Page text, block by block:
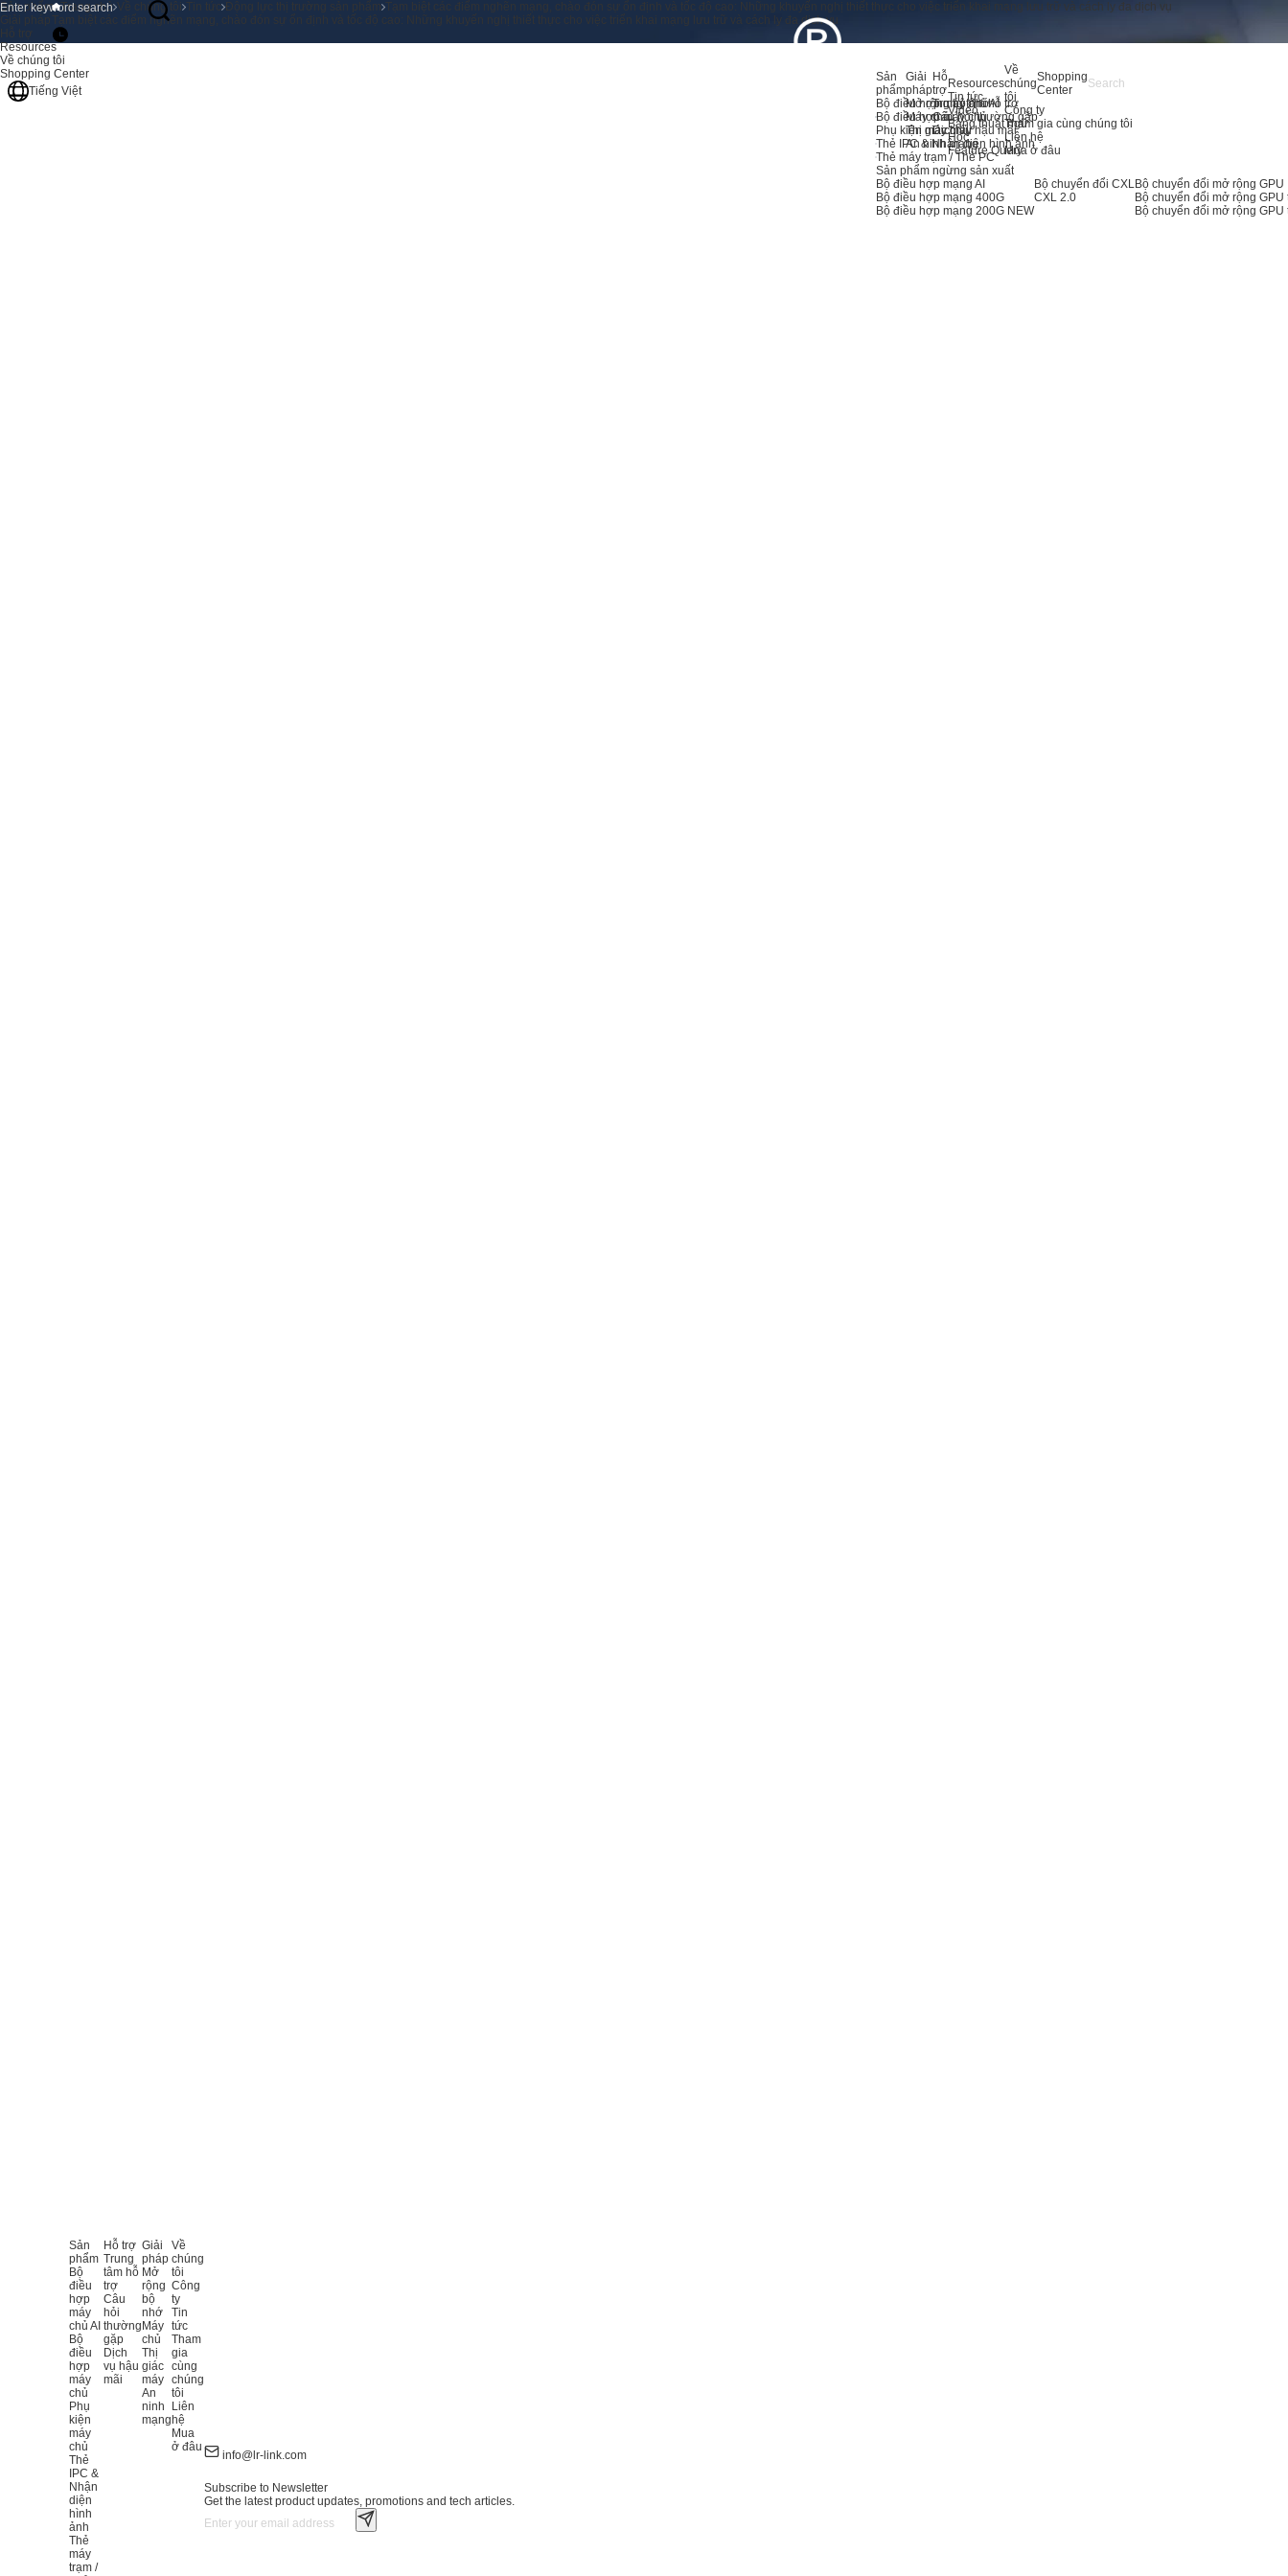
Sản
phẩm
Bộ điều hợp máy chủ AI
Bộ điều hợp máy chủ
Phụ kiện máy chủ
Thẻ IPC & Nhận diện hình ảnh
Thẻ máy trạm / Thẻ PC
Sản phẩm ngừng sản xuất
Bộ điều hợp mạng AI
Bộ điều hợp mạng 400G
Bộ điều hợp mạng 200G NEW
Bộ chuyển đổi CXL
CXL 2.0
Bộ chuyển đổi mở rộng GPU
Bộ chuyển đổi mở rộng
Bộ chuyển đổi mở rộng GPU
Giải
pháp
Mở rộng bộ nhớ
Máy chủ
Thị giác máy
An ninh mạng
Hỗ
trợ
Trung tâm hỗ trợ
Câu hỏi thường gặp
Dịch vụ hậu mãi
Resources
Tin tức
Video
Bảng thuật ngữ
Học
Feature Query
Về
chúng
tôi
Công ty
Tham gia cùng chúng tôi
Liên hệ
Mua ở đâu
Shopping
Center
Sản phẩm
Giải pháp
Hỗ trợ
Resources
Về chúng tôi
Shopping Center
Tiếng Việt
Trang chủ Về chúng tôi Tin tức Động lực thị trường sản phẩm Tạm biệt các điểm nghẽn mạng, chào đón sự ổn định và tốc độ cao: Những khuyến nghị thiết thực cho việc triển khai mạng lưu trữ và cách ly đa dịch vụ
Tạm biệt các điểm nghẽn mạng, chào đón sự ổn định và tốc độ cao: Những khuyến nghị thiết thực cho việc triển khai mạng lưu trữ và cách ly đa dịch vụ
Sản
phẩm
Bộ
điều
hợp
máy
chủ AI
Bộ
điều
hợp
máy
chủ
Phụ
kiện
máy
chủ
Thẻ
IPC &
Nhận
diện
hình
ảnh
Thẻ
máy
trạm /
Hỗ trợ
Trung
tâm hỗ
trợ
Câu
hỏi
thường
gặp
Dịch
vụ hậu
mãi
Giải
pháp
Mở
rộng
bộ
nhớ
Máy
chủ
Thị
giác
máy
An
ninh
mạng
Về
chúng
tôi
Công
ty
Tin
tức
Tham
gia
cùng
chúng
tôi
Liên
hệ
Mua
ở đâu
info@lr-link.com
Subscribe to Newsletter
Get the latest product updates, promotions and tech articles.